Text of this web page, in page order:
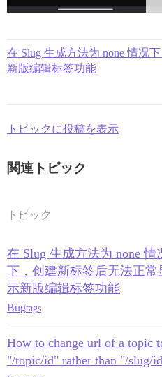
在 Slug 生成方法为 none 情况
新版编辑标签功能
トピックに投稿を表示
関連トピック
トピック
在 Slug 生成方法为 none 情
下，创建新标签后无法正常
示新版编辑标签功能
Bugtags
How to change url of a topic
"/topic/id" rather than "/slug/